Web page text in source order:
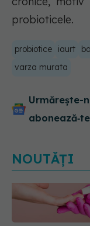
probioticele.
probiotice iaurt
varza murata
Urmărește-
NOUTĂȚI